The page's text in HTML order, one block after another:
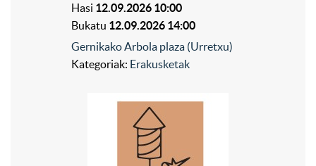
Hasi 12.09.2026 10:00
Bukatu 12.09.2026 14:00
Gernikako Arbola plaza (Urretxu)
Kategoriak: Erakusketak